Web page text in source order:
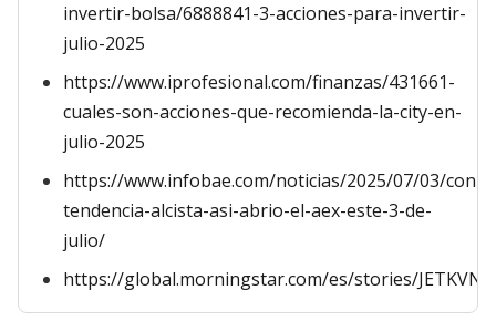
invertir-bolsa/6888841-3-acciones-para-invertir-
julio-2025
https://www.iprofesional.com/finanzas/431661-
cuales-son-acciones-que-recomienda-la-city-en-
julio-2025
https://www.infobae.com/noticias/2025/07/03/con-
tendencia-alcista-asi-abrio-el-aex-este-3-de-
julio/
https://global.morningstar.com/es/stories/